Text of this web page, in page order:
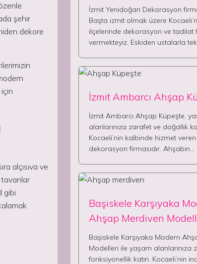
şehir
dekore
alçısıva ve
tavanlar
gibi
İzmit Yenidoğan Dekorasyon
Başta izmit olmak üzere
ilçelerinde dekorasyon ve tadilat
vermekteyiz. Eskiden ustalarla
İzmit Ambarcı Ahşap
İzmit Ambarcı Ahşap Küpeşte,
alanlarınıza zarafet ve doğallık
Kocaeli’nin kalbinde hizmet
dekorasyon firmasıdır. Ahşabın…
Başiskele Karşıyaka
Ahşap Merdiven
Başiskele Karşıyaka Modern
Modelleri ile yaşam alanlarınıza
fonksiyonellik katın. Kocaeli’nin